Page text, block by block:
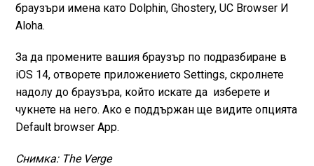
браузъри имена като Dolphin, Ghostery, UC Browser И
Aloha.
За да промените вашия браузър по подразбиране в
iOS 14, отворете приложението Settings, скролнете
надолу до браузъра, който искате да изберете и
чукнете на него. Ако е поддържан ще видите опцията
Default browser App.
Снимка: The Verge